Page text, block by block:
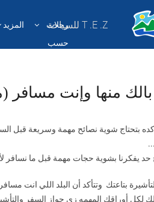
T .E .Z للسياحة
رحلات
حسب
المزيد
بتحتاج شوية نصائح مهمة وسريعة قبل
حد يفكرنا بشوية حجات مهمة قبل ما